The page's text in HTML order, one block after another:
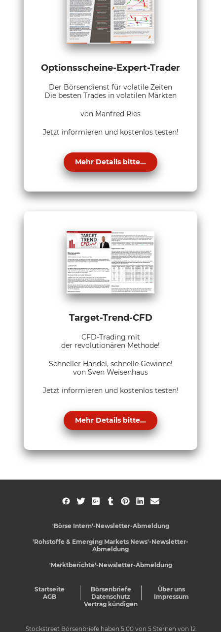
Optionsscheine-Expert-Trader
Der Börsendienst für volatile Zeiten
Die besten Trades in volatilen Märkten
von Manfred Ries
Jetzt informieren und kostenlos testen!
Mehr Details bitte...
Target-Trend-CFD
CFD-Trading mit
der revolutionären Methode!
Schneller Handel, schnelle Gewinne!
von Sven Weisenhaus
Jetzt informieren und kostenlos testen!
Mehr Details bitte...
'Börse Intern'-Newsletter-Abmeldung
'Rohstoffe & Emerging Markets News'-Newsletter-
Abmeldung
'Marktberichte'-Newsletter-Abmeldung
Startseite Börsenbriefe
Über uns
AGB
Datenschutz
Impressum
Vertrag kündigen
Stockstreet Börsenbriefe haben 5,00von 5Sternen von 12